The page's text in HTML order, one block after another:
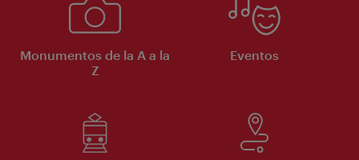
Monumentos de la A a la
Z
Eventos